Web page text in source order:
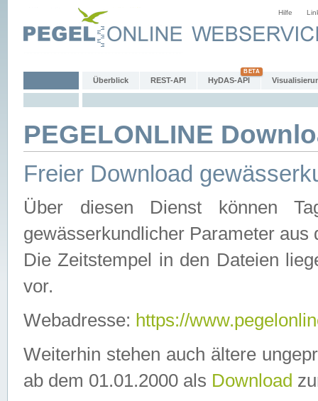
Hilfe
Überblick REST-API HyDAS-API
PEGELONLINE
Freier Download
Über diesen Dienst können
gewässerkundlicher Parameter aus
Die Zeitstempel in den Dateien
vor.
Webadresse: https://
Weiterhin stehen auch ältere
ab dem 01.01.2000 als Download